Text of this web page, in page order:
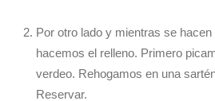
Por otro lado y mientras se
hacemos el relleno. Primero
verdeo. Rehogamos en una
Reservar.